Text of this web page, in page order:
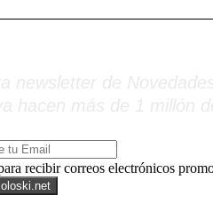
newsletter de
recibir correos electrónicos